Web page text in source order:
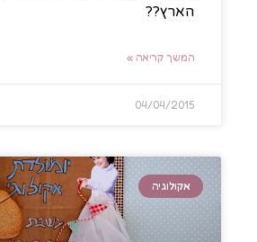
הארץ??
המשך קריאה »
04/04/2015
אקולוגיה